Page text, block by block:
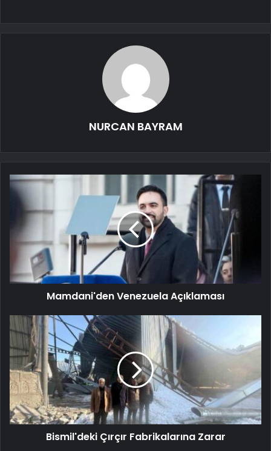
NURCAN BAYRAM
Mamdani'den Venezuela Açıklaması
Bismil'deki Çırçır Fabrikalarına Zarar